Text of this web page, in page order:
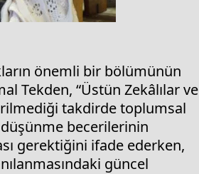
önemli bir bölümünün
Tekden, “Üstün Zekâlılar ve
takdirde toplumsal
becerilerinin
gerektiğini ifade ederken,
güncel